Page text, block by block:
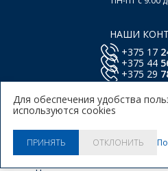
НАШИ
+375 17
+375 44
+375 29
куки.
© 2026, ООО
Для обеспечения удобства
используются cookies
ПРИНЯТЬ ОТКЛОНИТЬ